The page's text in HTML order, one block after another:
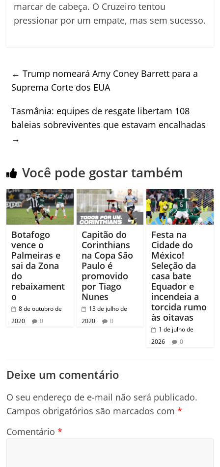
marcar de cabeça. O Cruzeiro tentou
pressionar por um empate, mas sem sucesso.
← Trump nomeará Amy Coney Barrett para a
Suprema Corte dos EUA
Tasmânia: equipes de resgate libertam 108
baleias sobreviventes que estavam encalhadas
→
Você pode gostar também
Botafogo
vence o
Palmeiras e
sai da Zona
do
rebaixament
o
8 de outubro de
2020
0
Capitão do
Corinthians
na Copa São
Paulo é
promovido
por Tiago
Nunes
13 de julho de
2020
0
Festa na
Cidade do
México!
Seleção da
casa bate
Equador e
incendeia a
torcida rumo
às oitavas
1 de julho de
2026
0
Deixe um comentário
O seu endereço de e-mail não será publicado.
Campos obrigatórios são marcados com*
Comentário*